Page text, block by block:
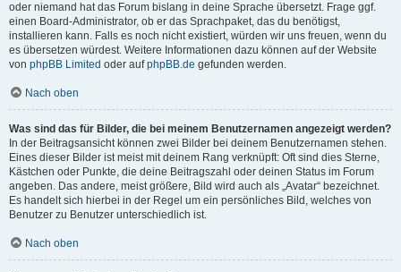
oder niemand hat das Forum bislang in deine Sprache übersetzt. Frage ggf.
einen Board-Administrator, ob er das Sprachpaket, das du benötigst,
installieren kann. Falls es noch nicht existiert, würden wir uns freuen, wenn du
es übersetzen würdest. Weitere Informationen dazu können auf der Website
von phpBB Limited oder aufphpBB.de gefunden werden.
Nach oben
Was sind das für Bilder, die bei meinem Benutzernamen angezeigt werden?
In der Beitragsansicht können zwei Bilder bei deinem Benutzernamen stehen.
Eines dieser Bilder ist meist mit deinem Rang verknüpft: Oft sind dies Sterne,
Kästchen oder Punkte, die deine Beitragszahl oder deinen Status im Forum
angeben. Das andere, meist größere, Bild wird auch als „Avatar“ bezeichnet.
Es handelt sich hierbei in der Regel um ein persönliches Bild, welches von
Benutzer zu Benutzer unterschiedlich ist.
Nach oben